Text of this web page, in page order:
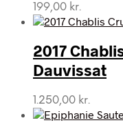
199,00 kr.
2017
Dauvissat
1.250,00 kr.